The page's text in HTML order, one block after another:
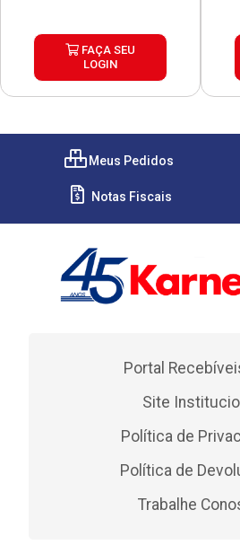
FAÇA SEU
LOGIN
Meus Pedidos
Notas Fiscais
Portal
Site
Política de
Política de
Trabalhe